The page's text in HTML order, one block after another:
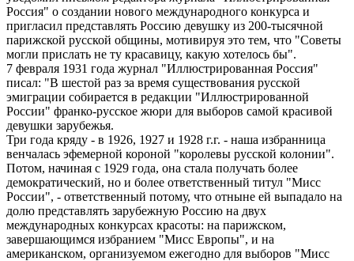
Россия" о создании нового международного конкурса и
пригласил представлять Россию девушку из 200-тысячной
парижской русской общины, мотивируя это тем, что "Советы
могли прислать не ту красавицу, какую хотелось бы".
7 февраля 1931 года журнал "Иллюстрированная Россия"
писал: "В шестой раз за время существования русской
эмиграции собирается в редакции "Иллюстрированной
России" франко-русское жюри для выборов самой красивой
девушки зарубежья.
Три года кряду - в 1926, 1927 и 1928 г.г. - наша избранница
венчалась эфемерной короной "королевы русской колонии".
Потом, начиная с 1929 года, она стала получать более
демократический, но и более ответственный титул "Мисс
России", - ответственный потому, что отныне ей выпадало на
долю представлять зарубежную Россию на двух
международных конкурсах красоты: на парижском,
завершающимся избранием "Мисс Европы", и на
американском, организуемом ежегодно для выборов "Мисс